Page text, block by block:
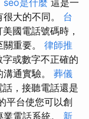
seo是什麼 這是一
大的不同。 台
國電話號碼時，
重要。 律師推
或數字不正確的
通實驗。 葬儀
，接聽電話還是
平台使您可以創
電話系統。 新